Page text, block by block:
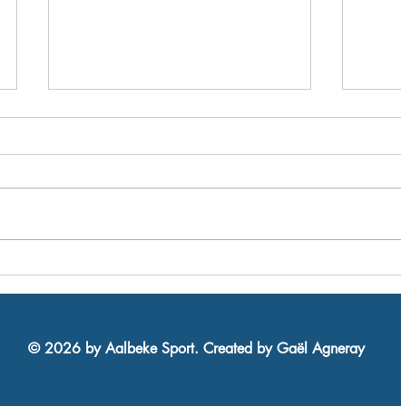
© 2026 by Aalbeke Sport. Created by Gaël Agneray